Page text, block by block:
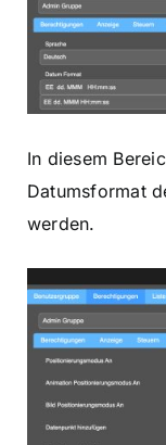
In diesem
Datumsformat
werden.